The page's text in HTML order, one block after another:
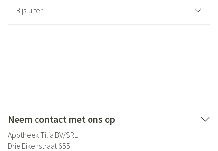
Bijsluiter
Neem contact met ons op
Apotheek Tilia BV/SRL
Drie Eikenstraat 655